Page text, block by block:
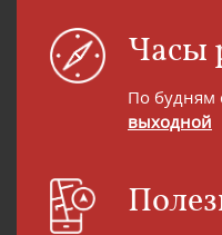
Часы
По будням
выходной